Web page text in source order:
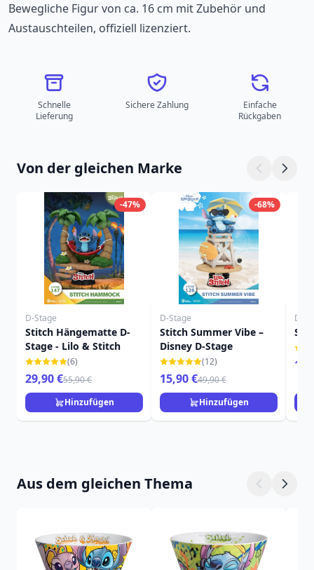
Bewegliche Figur von ca. 16 cm mit Zubehör und
Austauschteilen, offiziell lizenziert.
Schnelle
Lieferung
Sichere Zahlung
Einfache
Rückgaben
Von der gleichen Marke
-47%
D-Stage
Stitch Hängematte D-
Stage - Lilo & Stitch
(6)
29,90 €55,90 €
Hinzufügen
-68%
D-Stage
Stitch Summer Vibe –
Disney D-Stage
(12)
15,90 €49,90 €
Hinzufügen
D-
Aus dem gleichen Thema